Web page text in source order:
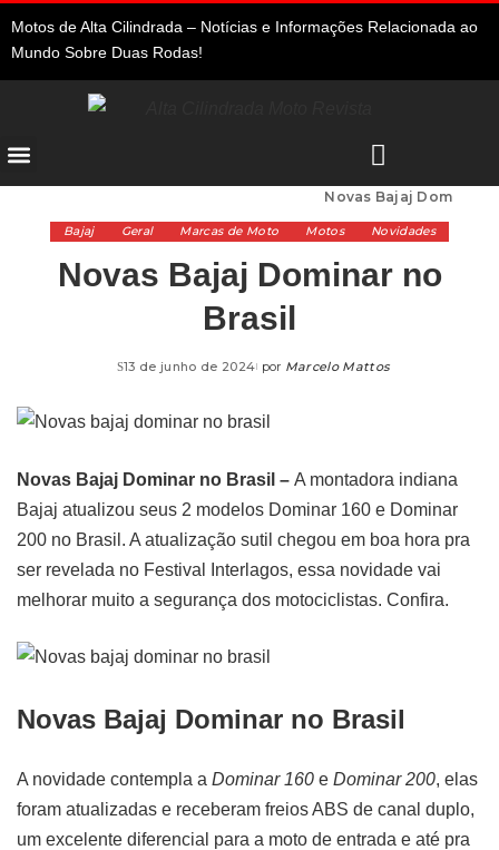
Motos de Alta Cilindrada – Notícias e Informações Relacionada ao
Mundo Sobre Duas Rodas!
Novas Bajaj Dominar no Brasil
Bajaj Geral Marcas de Moto Motos Novidades
Novas Bajaj Dominar no
Brasil
13 de junho de 2024 por Marcelo Mattos
Novas Bajaj Dominar no Brasil – A montadora indiana
Bajaj atualizou seus 2 modelos Dominar 160 e Dominar
200 no Brasil. A atualização sutil chegou em boa hora pra
ser revelada no Festival Interlagos, essa novidade vai
melhorar muito a segurança dos motociclistas. Confira.
Novas Bajaj Dominar no Brasil
A novidade contempla a Dominar 160 e Dominar 200, elas
foram atualizadas e receberam freios ABS de canal duplo,
um excelente diferencial para a moto de entrada e até pra